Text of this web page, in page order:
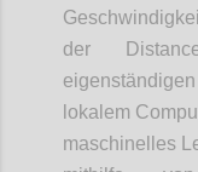
der
lokalem
maschinelles